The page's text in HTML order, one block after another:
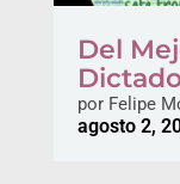
Del
porFelipe
agosto 2,